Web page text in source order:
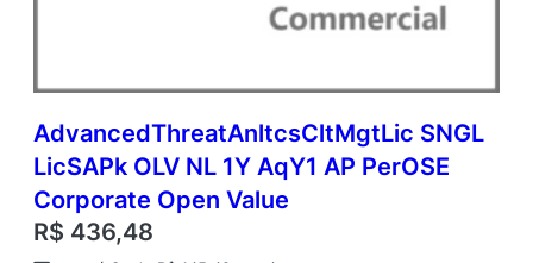
AdvancedThreatAnltcsCltMgtLic SNGL
LicSAPk OLV NL 1Y AqY1 AP PerOSE
Corporate Open Value
R$ 436,48